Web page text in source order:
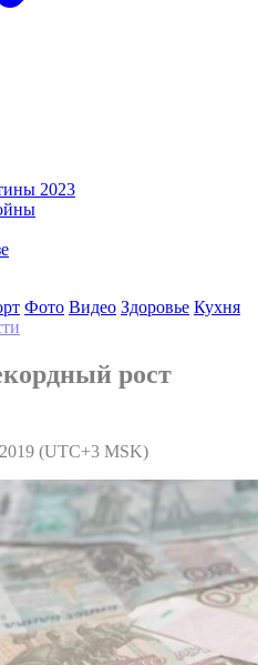
2023
Фото Видео Здоровье Кухня
рост
(UTC+3 MSK)